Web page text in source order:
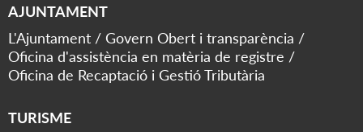
AJUNTAMENT
L'Ajuntament
Govern Obert i transparència
Oficina d'assistència en matèria de registre
Oficina de Recaptació i Gestió Tributària
TURISME